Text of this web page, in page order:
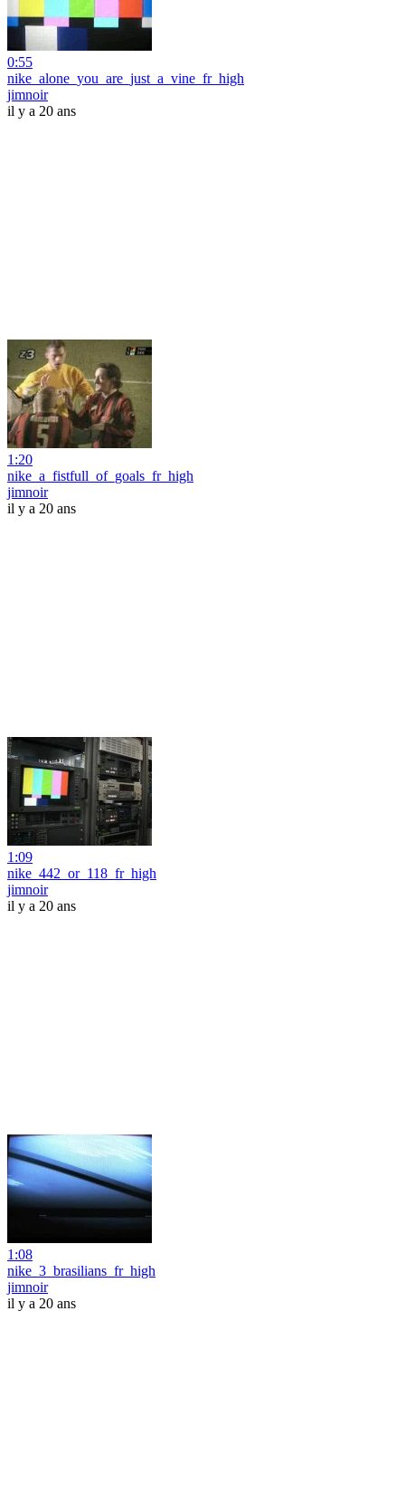
0:55
nike_alone_you_are_just_a_vine_fr_high
jimnoir
il y a 20 ans
1:20
nike_a_fistfull_of_goals_fr_high
jimnoir
il y a 20 ans
1:09
nike_442_or_118_fr_high
jimnoir
il y a 20 ans
1:08
nike_3_brasilians_fr_high
jimnoir
il y a 20 ans